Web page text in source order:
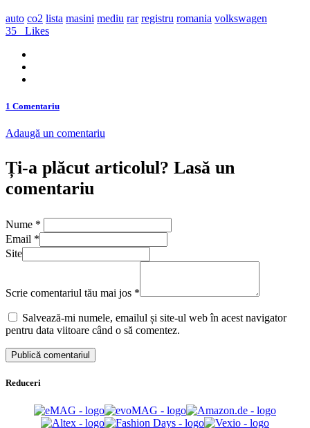
auto co2 lista masini mediu rar registru romania volkswagen
35
Likes
1 Comentariu
Adaugă un comentariu
Ți-a plăcut articolul? Lasă un
comentariu
Nume *
Email *
Site
Scrie comentariul tău mai jos *
Salvează-mi numele, emailul și site-ul web în acest navigator
pentru data viitoare când o să comentez.
Reduceri